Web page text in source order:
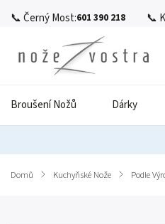
📞 Černý Most:601 390 218 📞
Broušení Nožů Dárky
Domů / Kuchyňské Nože / Podle